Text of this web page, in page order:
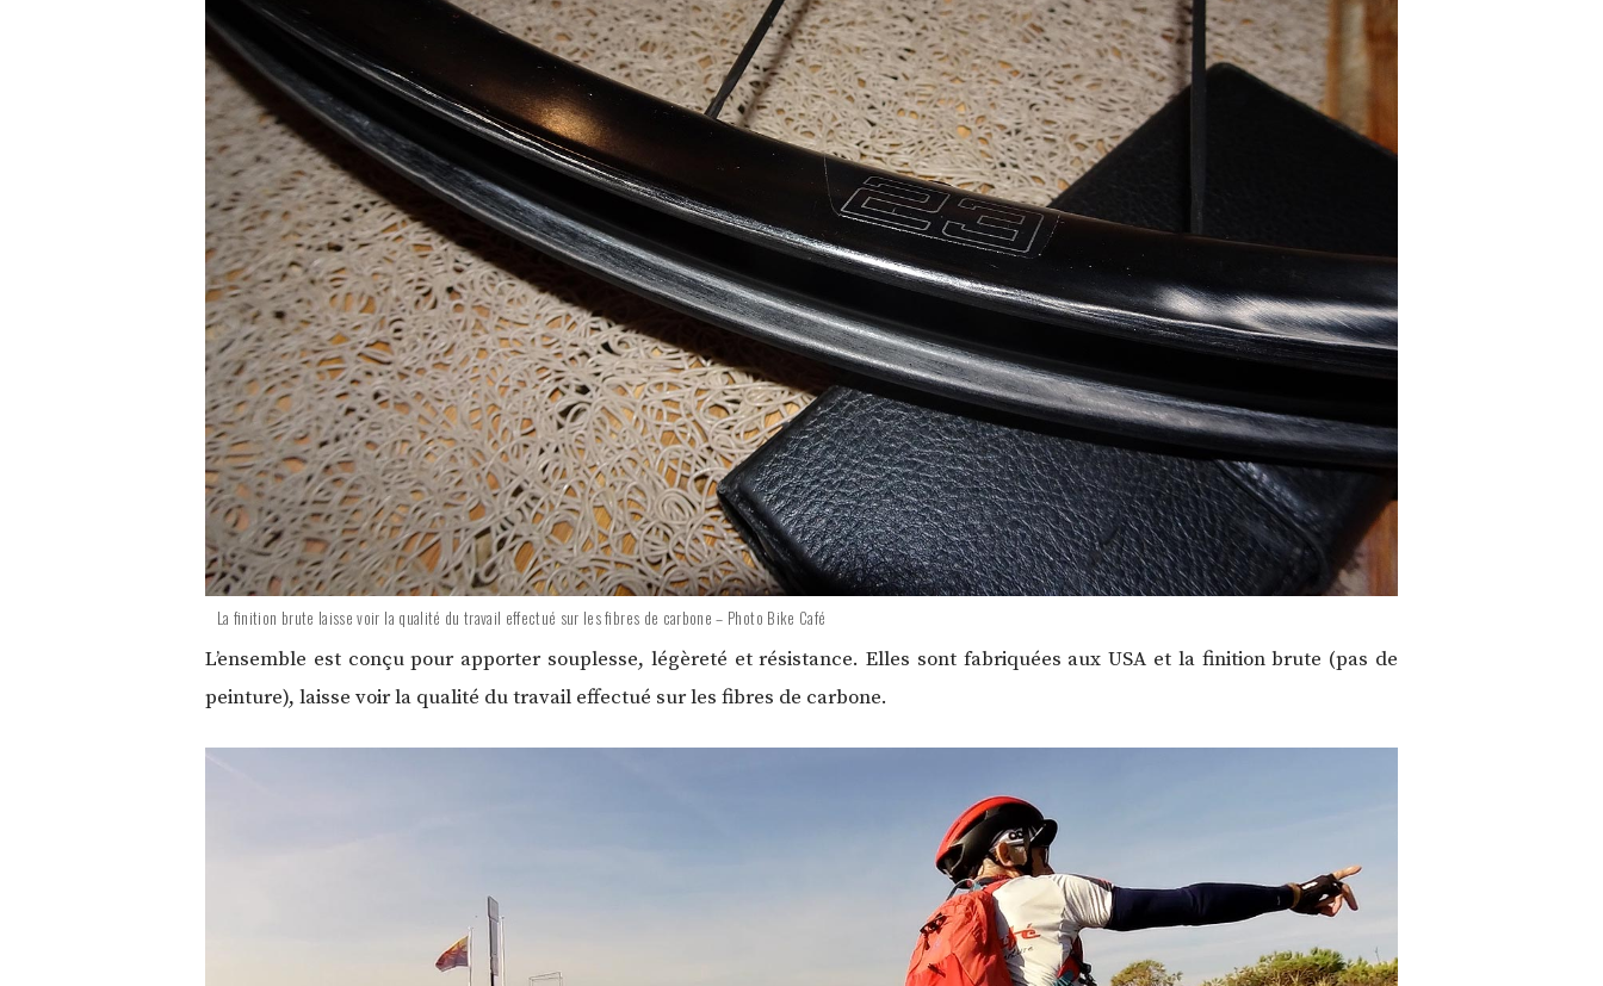
La finition brute laisse voir la qualité du travail effectué sur les fibres de carbone – Photo Bike Café
L’ensemble est conçu pour apporter souplesse, légèreté et résistance. Elles sont fabriquées aux USA et la finition brute (pas de
peinture), laisse voir la qualité du travail effectué sur les fibres de carbone.